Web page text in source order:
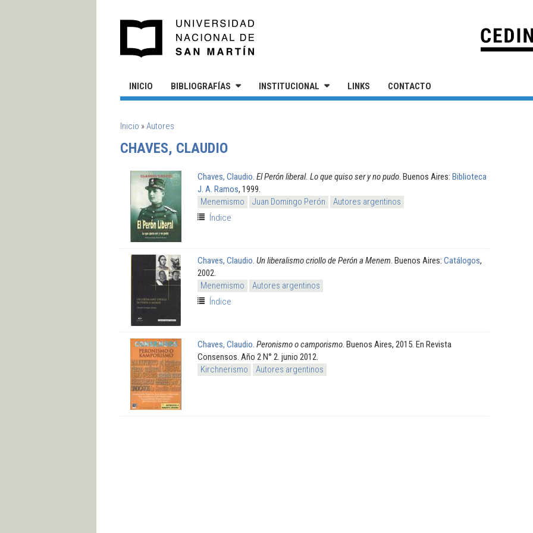
INICIO BIBLIOGRAFÍAS INSTITUCIONAL LINKS CONTACTO
SE ENCUENTRA USTED AQUÍ
Inicio »Autores
CHAVES, CLAUDIO
Chaves, Claudio El Perón liberal. Lo que quiso ser y no pudo . Buenos Aires: Biblioteca
J. A. Ramos, 1999.
Menemismo
Juan Domingo Perón
Autores argentinos
Índice
Chaves, Claudio Un liberalismo criollo de Perón a Menem . Buenos Aires: Catálogos,
2002.
Menemismo
Autores argentinos
Índice
Chaves, Claudio Peronismo o camporismo . Buenos Aires, 2015. En Revista
Consensos. Año 2 N° 2. junio 2012.
Kirchnerismo
Autores argentinos